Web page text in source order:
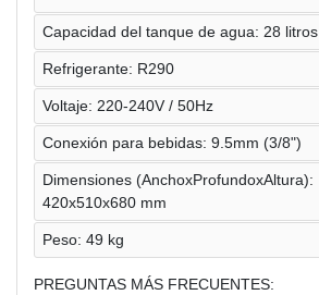
Capacidad del tanque de agua: 28 litros
Refrigerante: R290
Voltaje: 220-240V / 50Hz
Conexión para bebidas: 9.5mm (3/8")
Dimensiones (AnchoxProfundoxAltura):
420x510x680 mm
Peso: 49 kg
PREGUNTAS MÁS FRECUENTES: